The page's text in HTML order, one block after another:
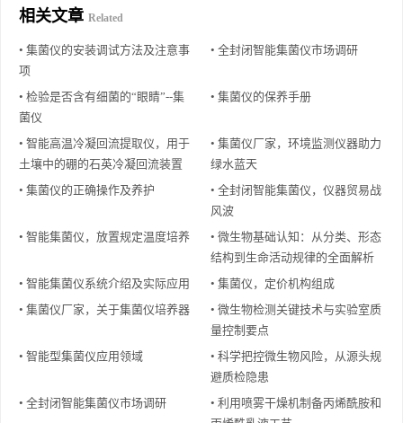
相关文章 Related
• 集菌仪的安装调试方法及注意事
项
• 全封闭智能集菌仪市场调研
• 检验是否含有细菌的“眼睛”--集
菌仪
• 集菌仪的保养手册
• 智能高温冷凝回流提取仪，用于
土壤中的硼的石英冷凝回流装置
• 集菌仪厂家，环境监测仪器助力
绿水蓝天
• 集菌仪的正确操作及养护
• 全封闭智能集菌仪，仪器贸易战
风波
• 智能集菌仪，放置规定温度培养
• 微生物基础认知：从分类、形态
结构到生命活动规律的全面解析
• 智能集菌仪系统介绍及实际应用
• 集菌仪，定价机构组成
• 集菌仪厂家，关于集菌仪培养器
• 微生物检测关键技术与实验室质
量控制要点
• 智能型集菌仪应用领域
• 科学把控微生物风险，从源头规
避质检隐患
• 全封闭智能集菌仪市场调研
• 利用喷雾干燥机制备丙烯酰胺和